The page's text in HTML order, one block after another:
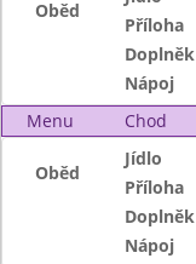
Oběd
Příloha
Doplněk
Nápoj
Menu
Chod
Oběd
Jídlo
Příloha
Doplněk
Nápoj